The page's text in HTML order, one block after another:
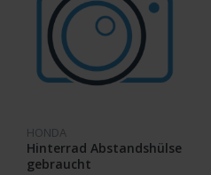
HONDA
Hinterrad Abstandshülse
gebraucht